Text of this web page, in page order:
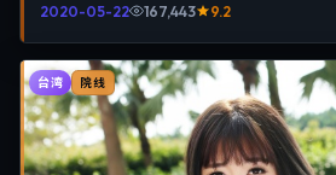
2020-05-22 167,443 9.2
台湾 院线